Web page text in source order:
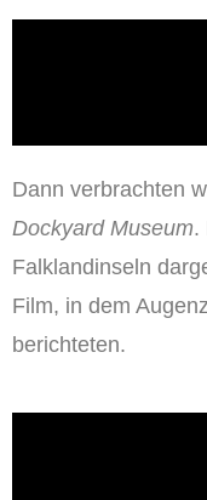
Dann verbrachten
Dockyard Museum.
Falklandinseln
Film, in dem
berichteten.